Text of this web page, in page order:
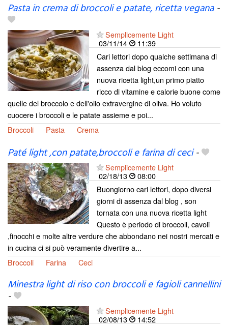
Pasta in crema di broccoli e patate, ricetta vegana-
Semplicemente Light
03/11/14
11:39
Cari lettori dopo qualche settimana di
assenza dal blog eccomi con una
nuova ricetta light,un primo piatto
ricco di vitamine e calorie buone come
quelle del broccolo e dell'olio extravergine di oliva. Ho voluto
cuocere i broccoli e le patate assieme e poi...
Broccoli
Pasta Crema
Paté light ,con patate,broccoli e farina di ceci-
Semplicemente Light
02/18/13
08:00
Buongiorno cari lettori, dopo diversi
giorni di assenza dal blog , son
tornata con una nuova ricetta light
Questo è periodo di broccoli, cavoli
,finocchi e molte altre verdure che abbondano nei nostri mercati e
in cucina ci si può veramente divertire a...
Broccoli
Farina Ceci
Minestra light di riso con broccoli e fagioli cannellini
-
Semplicemente Light
02/08/13
14:52